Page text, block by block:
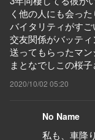
く他の人にも会った
バイタリティがすご
交友関係がバッティ
送ってもらったマ
まとなでしこの桜子
2020/10/02 05:20
No Name
私も、車降